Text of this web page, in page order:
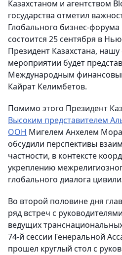
Казахстаном и агентством
государства отметил
Глобального бизнес-
состоится 25 сентября в
Президент Казахстана,
мероприятии будет
Международным
Кайрат Келимбетов.
Помимо этого Президент
Высоким представителем
ООН Мигелем Анхелем
обсудили перспективы
частности, в контексте
укреплению
глобального диалога
Во второй половине дня
ряд встреч с
ведущих
74-й сессии Генеральной
прошел круглый стол с